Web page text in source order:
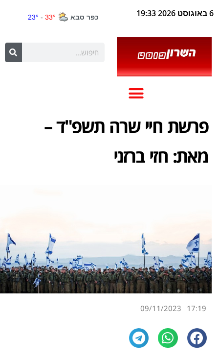
6 באוגוסט 2026 19:33
פרשת חיי שרה תשפ"ד –
מאת: חזי ברזני
17:19
09/11/2023